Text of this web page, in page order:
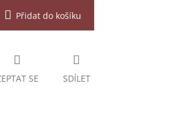
Přidat do košíku
SE SDÍLET